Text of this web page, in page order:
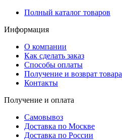
Полный каталог товаров
Информация
О компании
Как сделать заказ
Способы оплаты
Получение и возврат товара
Контакты
Получение и оплата
Самовывоз
Доставка по Москве
Доставка по России